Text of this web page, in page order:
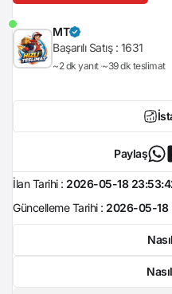
MT
Başarılı Satış : 1631
~2 dk yanıt ~39 dk teslimat
Paylaş
İlan Tarihi : 2026-05-18
Güncelleme Tarihi : 2026-05-18